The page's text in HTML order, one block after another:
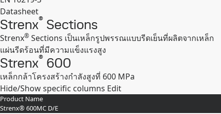
Datasheet
Expand
Strenx® Sections
Strenx® Sections เป็นเหล็กรูปพรรณแบบรีดเย็นที่ผลิตจากเหล็ก
แผ่นรีดร้อนที่มีความแข็งแรงสูง
Strenx® 600
เหล็กกล้าโครงสร้างกำลังสูงที่ 600 MPa
Hide/Show specific columns Edit
Product Name
Strenx® 600MC D/E